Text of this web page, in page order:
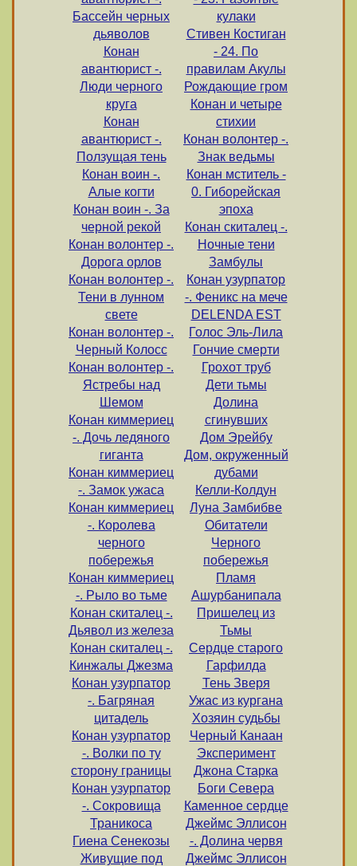
Бассейн черных
дьяволов
Конан
авантюрист -.
Люди черного
круга
Конан
авантюрист -.
Ползущая тень
Конан воин -.
Алые когти
Конан воин -. За
черной рекой
Конан волонтер -.
Дорога орлов
Конан волонтер -.
Тени в лунном
свете
Конан волонтер -.
Черный Колосс
Конан волонтер -.
Ястребы над
Шемом
Конан киммериец
-. Дочь ледяного
гиганта
Конан киммериец
-. Замок ужаса
Конан киммериец
-. Королева
черного
побережья
Конан киммериец
-. Рыло во тьме
Конан скиталец -.
Дьявол из железа
Конан скиталец -.
Кинжалы Джезма
Конан узурпатор
-. Багряная
цитадель
Конан узурпатор
-. Волки по ту
сторону границы
Конан узурпатор
-. Сокровища
Траникоса
Гиена Сенекозы
Живущие под
кулаки
Стивен Костиган
- 24. По
правилам Акулы
Рождающие гром
Конан и четыре
стихии
Конан волонтер -.
Знак ведьмы
Конан мститель -
0. Гиборейская
эпоха
Конан скиталец -.
Ночные тени
Замбулы
Конан узурпатор
-. Феникс на мече
DELENDA EST
Голос Эль-Лила
Гончие смерти
Грохот труб
Дети тьмы
Долина
сгинувших
Дом Эрейбу
Дом, окруженный
дубами
Келли-Колдун
Луна Замбибве
Обитатели
Черного
побережья
Пламя
Ашурбанипала
Пришелец из
Тьмы
Сердце старого
Гарфилда
Тень Зверя
Ужас из кургана
Хозяин судьбы
Черный Канаан
Эксперимент
Джона Старка
Боги Севера
Каменное сердце
Джеймс Эллисон
-. Долина червя
Джеймс Эллисон